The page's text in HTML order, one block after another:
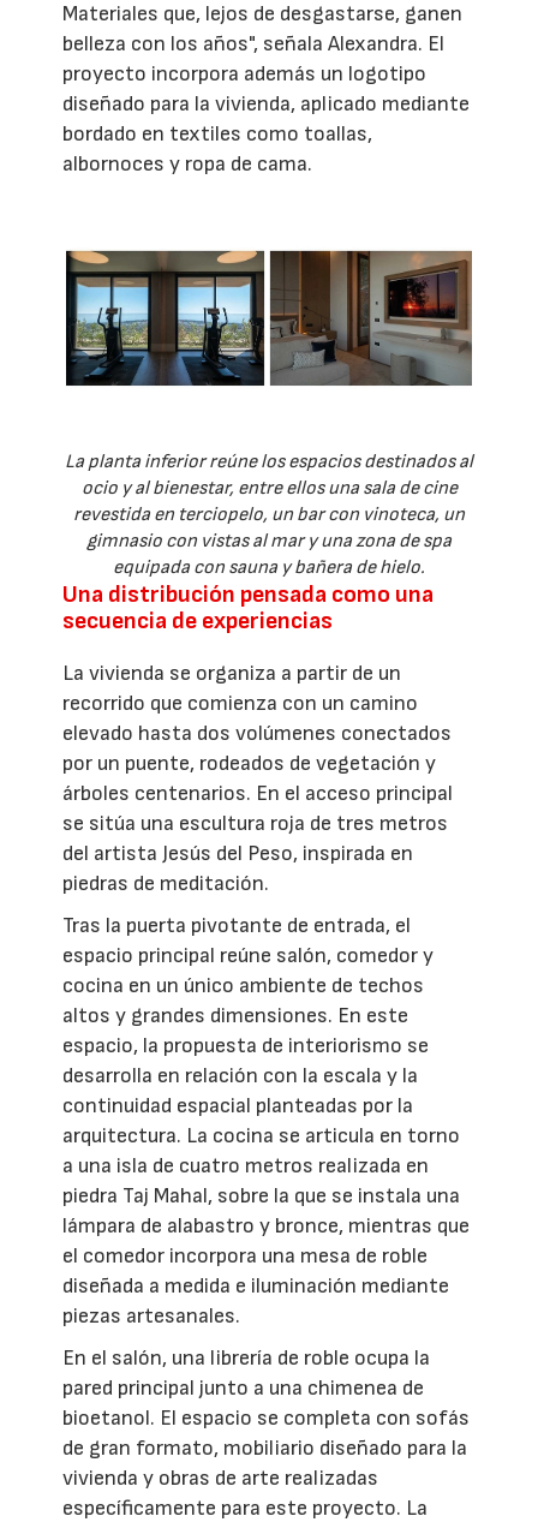
Materiales que, lejos de desgastarse, ganen
belleza con los años", señala Alexandra. El
proyecto incorpora además un logotipo
diseñado para la vivienda, aplicado mediante
bordado en textiles como toallas,
albornoces y ropa de cama.
La planta inferior reúne los espacios destinados al
ocio y al bienestar, entre ellos una sala de cine
revestida en terciopelo, un bar con vinoteca, un
gimnasio con vistas al mar y una zona de spa
equipada con sauna y bañera de hielo.
Una distribución pensada como una
secuencia de experiencias
La vivienda se organiza a partir de un
recorrido que comienza con un camino
elevado hasta dos volúmenes conectados
por un puente, rodeados de vegetación y
árboles centenarios. En el acceso principal
se sitúa una escultura roja de tres metros
del artista Jesús del Peso, inspirada en
piedras de meditación.
Tras la puerta pivotante de entrada, el
espacio principal reúne salón, comedor y
cocina en un único ambiente de techos
altos y grandes dimensiones. En este
espacio, la propuesta de interiorismo se
desarrolla en relación con la escala y la
continuidad espacial planteadas por la
arquitectura. La cocina se articula en torno
a una isla de cuatro metros realizada en
piedra Taj Mahal, sobre la que se instala una
lámpara de alabastro y bronce, mientras que
el comedor incorpora una mesa de roble
diseñada a medida e iluminación mediante
piezas artesanales.
En el salón, una librería de roble ocupa la
pared principal junto a una chimenea de
bioetanol. El espacio se completa con sofás
de gran formato, mobiliario diseñado para la
vivienda y obras de arte realizadas
específicamente para este proyecto. La